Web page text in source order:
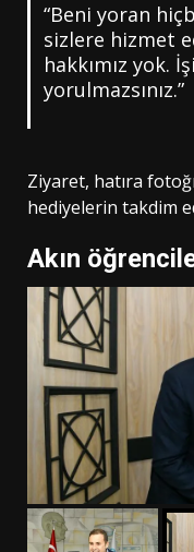
“Beni yoran
sizlere hizmet
hakkımız yok.
yorulmazsınız.”
Ziyaret, hatıra
hediyelerin takdim
Akın